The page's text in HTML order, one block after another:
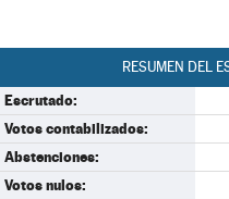
RESUMEN DEL
Escrutado:
Votos contabilizados:
Abstenciones:
Votos nulos: